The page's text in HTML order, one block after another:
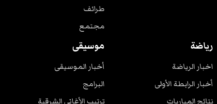
طرائف
مجتمع
رياضة
اخبار الرياضة
أخبار الرابطة الأولى
نتائج المباريات
موسيقى
أخبار الموسيقى
البرامج
ترتيب الأغاني الشرقية